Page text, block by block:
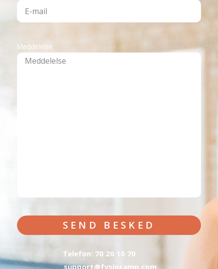
Meddelelse
SEND BESKED
Telefon: 70 20 10 70
support@fysiocamp.com